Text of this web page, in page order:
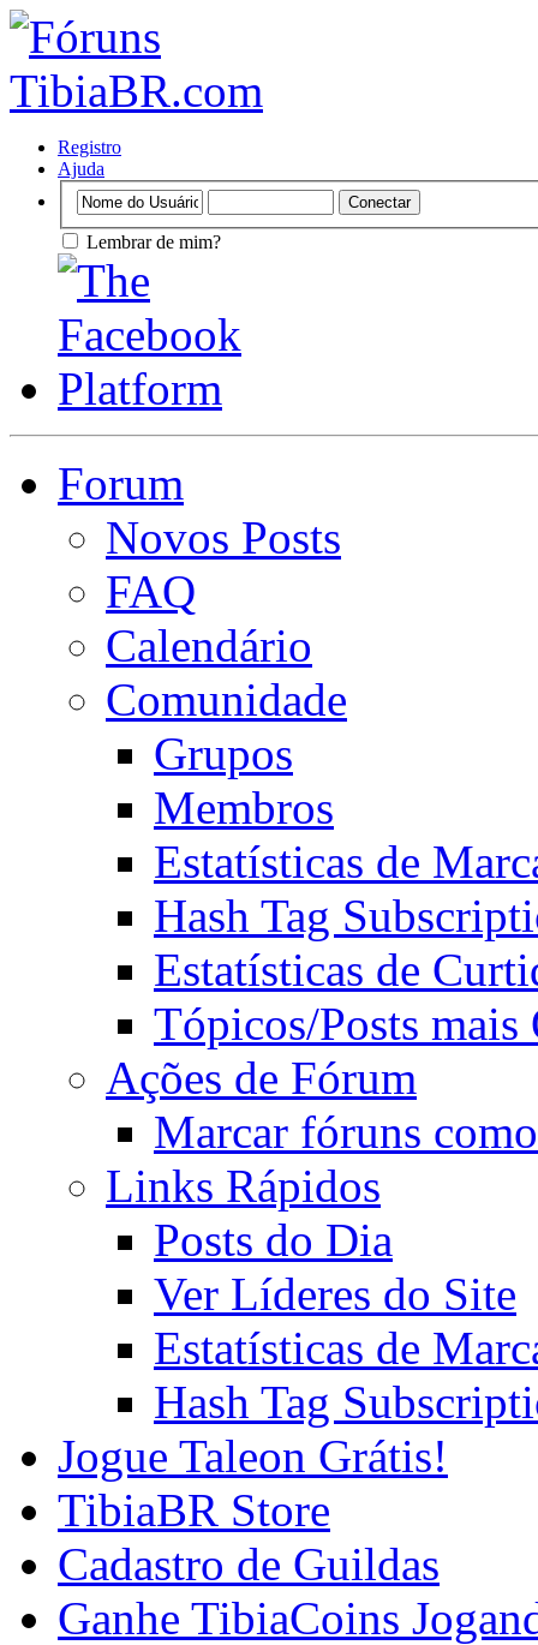
Registro
Ajuda
Lembrar de mim?
Forum
Novos Posts
FAQ
Calendário
Comunidade
Grupos
Membros
Estatísticas de
Hash Tag
Estatísticas de
Tópicos/Posts mais
Ações de Fórum
Marcar fóruns
Links Rápidos
Posts do Dia
Ver Líderes do Site
Estatísticas de
Hash Tag
Jogue Taleon Grátis!
TibiaBR Store
Cadastro de Guildas
Ganhe TibiaCoins